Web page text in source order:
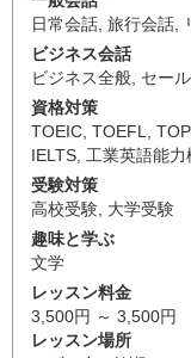
日常会話 旅行会話
ビジネス会話
ビジネス全般 セー
資格対策
TOEIC TOEFL
IELTS 工業英語能力
受験対策
高校受験 大学受験
趣味と学ぶ
文学
レッスン料金
3,500円 ～ 3,500円
レッスン場所